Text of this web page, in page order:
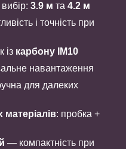
3.9 м та 4.2 м
і точність при
із карбону IM10
навантаження
для далеких
матеріалів: пробка +
— компактність при